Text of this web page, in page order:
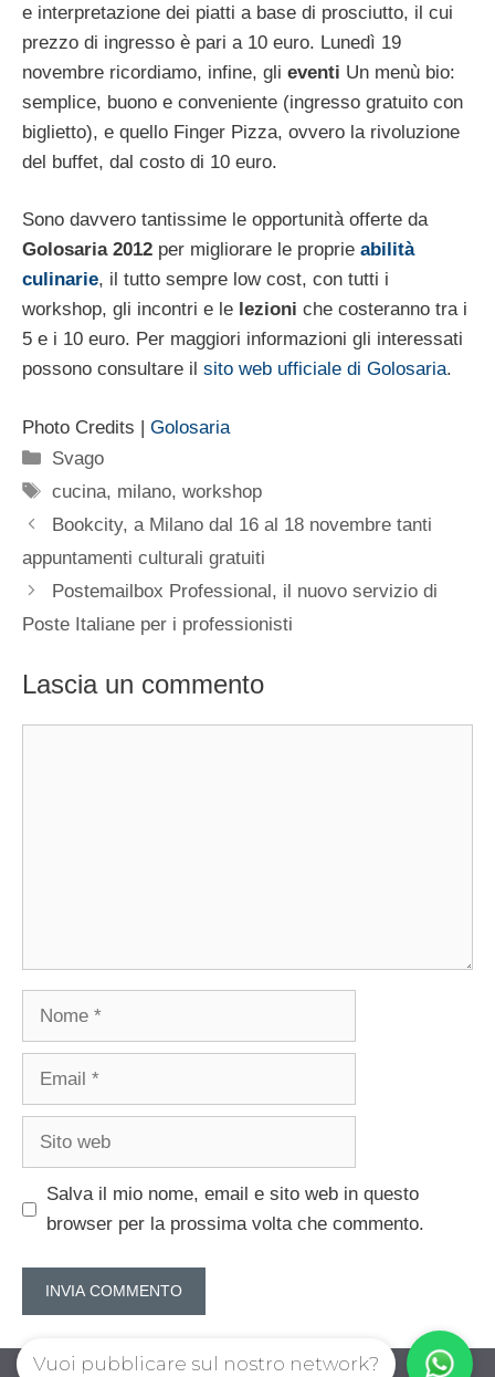
e interpretazione dei piatti a base di prosciutto, il cui
prezzo di ingresso è pari a 10 euro. Lunedì 19
novembre ricordiamo, infine, gli eventi Un menù bio:
semplice, buono e conveniente (ingresso gratuito con
biglietto), e quello Finger Pizza, ovvero la rivoluzione
del buffet, dal costo di 10 euro.
Sono davvero tantissime le opportunità offerte da
Golosaria 2012 per migliorare le proprie abilità
culinarie, il tutto sempre low cost, con tutti i
workshop, gli incontri e le lezioni che costeranno tra i
5 e i 10 euro. Per maggiori informazioni gli interessati
possono consultare il sito web ufficiale di Golosaria.
Photo Credits | Golosaria
Categorie
Svago
Tag
cucina, milano,workshop
Bookcity, a Milano dal 16 al 18 novembre tanti
appuntamenti culturali gratuiti
Postemailbox Professional, il nuovo servizio di
Poste Italiane per i professionisti
Lascia un commento
Nome
Email
Sito
Salva il mio nome, email e sito web in questo
browser per la prossima volta che commento.
Vuoi pubblicare sul nostro network?